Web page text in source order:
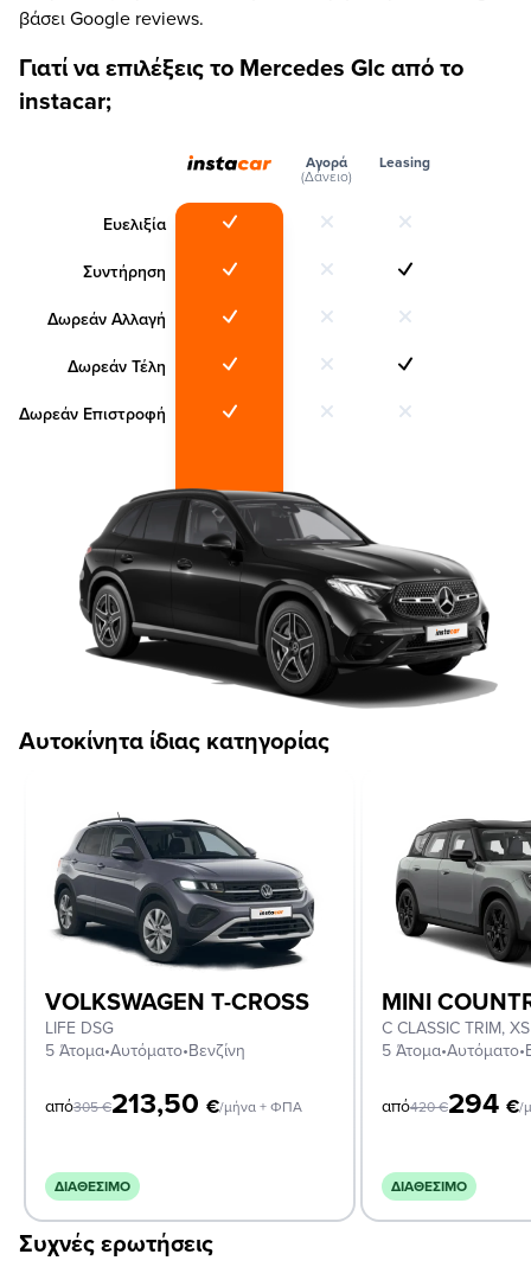
βάσει Google reviews.
Γιατί να επιλέξεις το Mercedes Glc από το
instacar;
Ευελιξία
Συντήρηση
Δωρεάν Αλλαγή
Δωρεάν Τέλη
Δωρεάν Επιστροφή
Αγορά
(Δάνειο)
Leasing
Αυτοκίνητα ίδιας κατηγορίας
VOLKSWAGEN T-CROSS
LIFE DSG
5 Άτομα•Αυτόματο•Βενζίνη
από305€213,50 €/μήνα + ΦΠΑ
ΔΙΑΘΈΣΙΜΟ
MINI
5 Άτομα•Αυτόματο•
από420€294 €/
ΔΙΑΘΈΣΙΜΟ
Συχνές ερωτήσεις